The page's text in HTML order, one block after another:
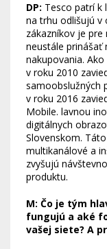
DP: Tesco patrí k
na trhu odlišujú v
zákazníkov je
neustále prinášať
nakupovania.
v roku 2010
samoobslužných
v roku 2016
Mobile. lavnou
digitálnych
Slovenskom.
multikanálové a
zvyšujú
produktu.
M: Čo je tým
fungujú a aké
vašej siete? A